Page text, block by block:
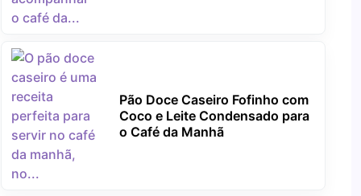
Pão Doce Caseiro Fofinho com
Coco e Leite Condensado para
o Café da Manhã